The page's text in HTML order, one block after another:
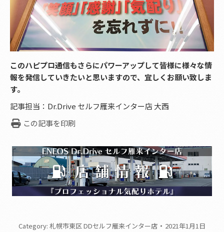
このハピプロ通信もさらにパワーアップして皆様に様々な情
報を発信していきたいと思いますので、宜しくお願い致しま
す。
記事担当：Dr.Drive セルフ雁来インター店 大西
この記事を印刷
Category: 札幌市東区 DDセルフ雁来インター店 2021年1月1日